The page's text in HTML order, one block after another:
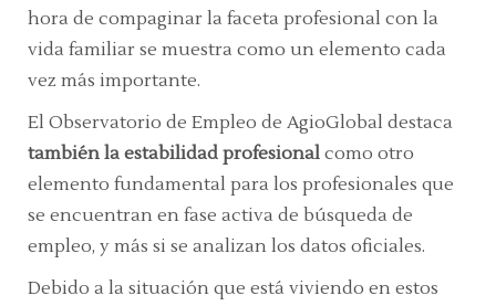
hora de compaginar la faceta profesional con la
vida familiar se muestra como un elemento cada
vez más importante.
El Observatorio de Empleo de AgioGlobal destaca
también la estabilidad profesional como otro
elemento fundamental para los profesionales que
se encuentran en fase activa de búsqueda de
empleo, y más si se analizan los datos oficiales.
Debido a la situación que está viviendo en estos